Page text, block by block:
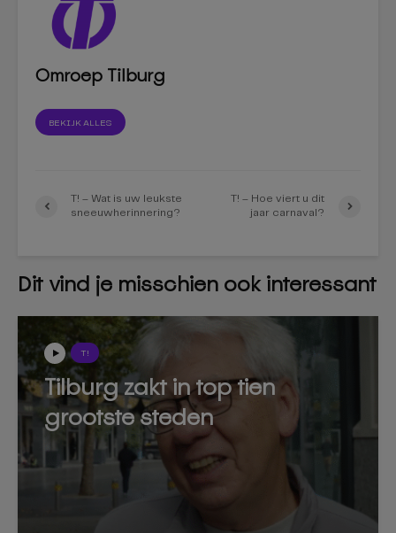
Omroep Tilburg
BEKIJK ALLES
T! – Wat is uw leukste
sneeuwherinnering?
T! – Hoe viert u dit
jaar carnaval?
Dit vind je misschien ook interessant
T!
Tilburg zakt in top tien
grootste steden